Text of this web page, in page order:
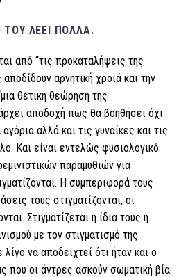
ΛΈΕΙ ΠΟΛΛΆ.
από “τις προκαταλήψεις της
αρνητική χροιά και την
θετική θεώρηση της
αποδοχή πως θα βοηθήσει όχι
αλλά και τις γυναίκες και τις
Και είναι εντελώς φυσιολογικό.
παραμυθιών για
Η συμπεριφορά τους
τους στιγματίζονται, οι
Στιγματίζεται η ίδια τους η
με τον στιγματισμό της
να αποδειχτεί ότι ήταν και ο
που οι άντρες ασκούν σωματική βία.